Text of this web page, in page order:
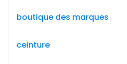
boutique des marques
ceinture